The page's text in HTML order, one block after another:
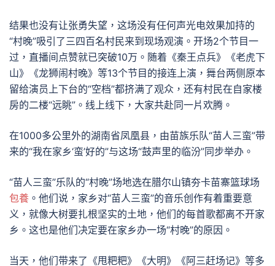
结果也没有让张勇失望，这场没有任何声光电效果加持的
“村晚”吸引了三四百名村民来到现场观演。开场2个节目一
过，直播间点赞就已突破10万。随着《秦王点兵》《老虎下
山》《龙狮闹村晚》等13个节目的接连上演，舞台两侧原本
留给演员上下台的“空档”都挤满了观众，还有村民在自家楼
房的二楼“远眺”。线上线下，大家共赴同一片欢腾。
在1000多公里外的湖南省凤凰县，由苗族乐队“苗人三蛮”带
来的“我在家乡‘蛮’好的”与这场“鼓声里的临汾”同步举办。
“苗人三蛮”乐队的“村晚”场地选在腊尔山镇夯卡苗寨篮球场
包養 。他们说，家乡对“苗人三蛮”的音乐创作有着重要意
义，就像大树要扎根坚实的土地，他们的每首歌都离不开家
乡。这也是他们决定要在家乡办一场“村晚”的原因。
当天，他们带来了《甩粑粑》《大明》《阿三赶场记》等多